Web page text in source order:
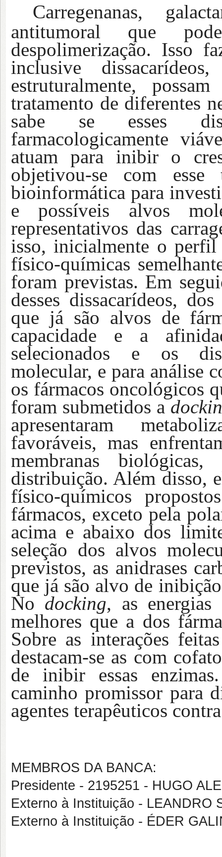
Carregenanas,
antitumoral que
despolimerização. Isso
inclusive
estruturalmente,
tratamento de diferentes
sabe se esses
farmacologicamente
atuam para inibir o
objetivou-se com esse
bioinformática para
e possíveis alvos
representativos das
isso, inicialmente o perfil
físico-químicas
foram previstas. Em
desses dissacarídeos,
que já são alvos de
capacidade e a
selecionados e os
molecular, e para análise
os fármacos oncológicos
foram submetidos a
apresentaram
favoráveis, mas
membranas
distribuição. Além disso,
físico-químicos
fármacos, exceto pela
acima e abaixo dos
seleção dos alvos
previstos, as anidrases
que já são alvo de
Nodocking, as energias
melhores que a dos
Sobre as interações
destacam-se as com
de inibir essas
caminho promissor para
agentes terapêuticos
MEMBROS DA BANCA:
Presidente - 2195251 - HUGO
Externo à Instituição - LEANDRO
Externo à Instituição - ÉDER